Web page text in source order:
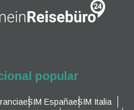
popular
eSIM EspañaeSIM Italia